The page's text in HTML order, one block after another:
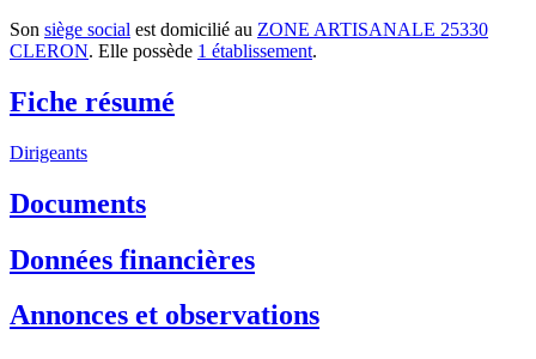
Son siège social est domicilié au ZONE ARTISANALE 25330
CLERON. Elle possède 1 établissement.
Fiche résumé
Dirigeants
Documents
Données financières
Annonces et observations